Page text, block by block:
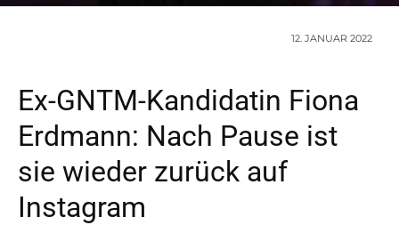
12. JANUAR 2022
Ex-GNTM-Kandidatin Fiona
Erdmann: Nach Pause ist
sie wieder zurück auf
Instagram